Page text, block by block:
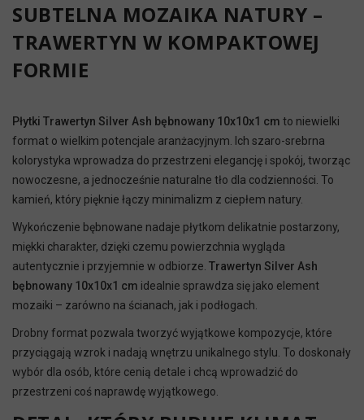
SUBTELNA MOZAIKA NATURY –
TRAWERTYN W KOMPAKTOWEJ
FORMIE
Płytki Trawertyn Silver Ash bębnowany 10x10x1 cm to niewielki
format o wielkim potencjale aranżacyjnym. Ich szaro-srebrna
kolorystyka wprowadza do przestrzeni elegancję i spokój, tworząc
nowoczesne, a jednocześnie naturalne tło dla codzienności. To
kamień, który pięknie łączy minimalizm z ciepłem natury.
Wykończenie bębnowane nadaje płytkom delikatnie postarzony,
miękki charakter, dzięki czemu powierzchnia wygląda
autentycznie i przyjemnie w odbiorze. Trawertyn Silver Ash
bębnowany 10x10x1 cm idealnie sprawdza się jako element
mozaiki – zarówno na ścianach, jak i podłogach.
Drobny format pozwala tworzyć wyjątkowe kompozycje, które
przyciągają wzrok i nadają wnętrzu unikalnego stylu. To doskonały
wybór dla osób, które cenią detale i chcą wprowadzić do
przestrzeni coś naprawdę wyjątkowego.